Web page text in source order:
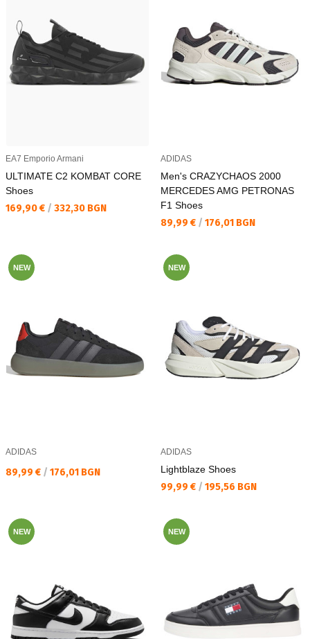
EA7 Emporio Armani
ULTIMATE C2 KOMBAT CORE
Shoes
Текуща цена:
169,90 € / 332,30 BGN
ADIDAS
Men's CRAZYCHAOS 2000
MERCEDES AMG PETRONAS
F1 Shoes
Текуща цена:
89,99 € / 176,01 BGN
NEW
ADIDAS
Текуща цена:
89,99 € / 176,01 BGN
NEW
ADIDAS
Lightblaze Shoes
Текуща цена:
99,99 € / 195,56 BGN
NEW NEW